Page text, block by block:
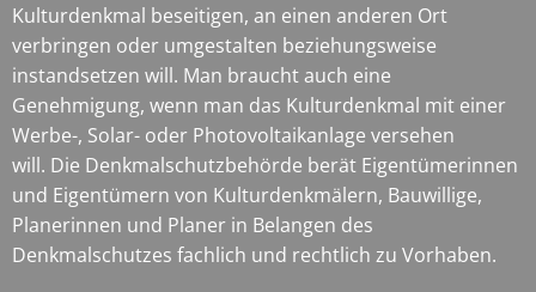
Kulturdenkmal beseitigen, an einen anderen Ort
verbringen oder umgestalten beziehungsweise
instandsetzen will. Man braucht auch eine
Genehmigung, wenn man das Kulturdenkmal mit einer
Werbe-, Solar- oder Photovoltaikanlage versehen
will. Die Denkmalschutzbehörde berät Eigentümerinnen
und Eigentümern von Kulturdenkmälern, Bauwillige,
Planerinnen und Planer in Belangen des
Denkmalschutzes fachlich und rechtlich zu Vorhaben.